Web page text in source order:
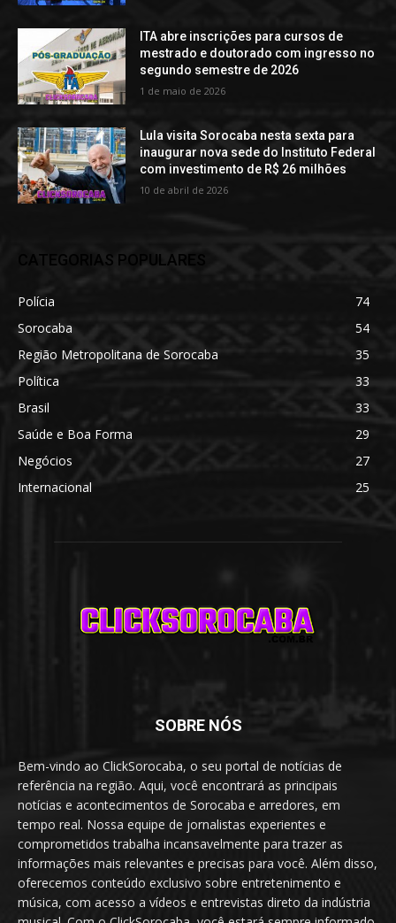
ITA abre inscrições para cursos de
mestrado e doutorado com ingresso no
segundo semestre de 2026
1 de maio de 2026
Lula visita Sorocaba nesta sexta para
inaugurar nova sede do Instituto Federal
com investimento de R$ 26 milhões
10 de abril de 2026
CATEGORIAS POPULARES
Polícia
74
Sorocaba
54
Região Metropolitana de Sorocaba
35
Política
33
Brasil
33
Saúde e Boa Forma
29
Negócios
27
Internacional
25
SOBRE NÓS
Bem-vindo ao ClickSorocaba, o seu portal de notícias de
referência na região. Aqui, você encontrará as principais
notícias e acontecimentos de Sorocaba e arredores, em
tempo real. Nossa equipe de jornalistas experientes e
comprometidos trabalha incansavelmente para trazer as
informações mais relevantes e precisas para você. Além disso,
oferecemos conteúdo exclusivo sobre entretenimento e
música, com acesso a vídeos e entrevistas direto da indústria